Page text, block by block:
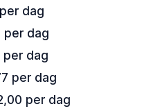
dag
per dag
per dag
per dag
per dag